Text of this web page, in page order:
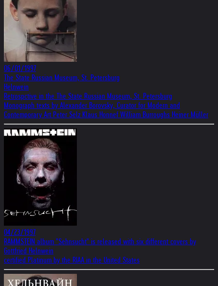
06/01/1997
The State Russian Museum, St. Petersburg
Helnwein
Retrospctive in the The State Russian Museum, St. Petersburg
Monograph texts by Alexander Borovsky, Curator for Modern and
Contemporary Art Peter Selz Klaus Honnef William Burroughs Heiner Müller
04/23/1997
RAMMSTEIN album "Sehnsucht" is released with six different covers by
Gottfried Helnwein
certified Platinum by the RIAA in the United States